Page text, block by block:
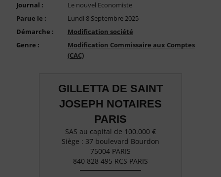
Journal :
Le nouvel Economiste
Parue le :
Lundi 8 Septembre 2025
Démarche :
Modification société
Genre :
Modification Commissaire aux Comptes
(CAC)
GILLETTA DE SAINT
JOSEPH NOTAIRES
PARIS
SAS au capital de 100.000 €
Siège : 37 boulevard Bourdon
75004 PARIS
840 828 495 RCS PARIS